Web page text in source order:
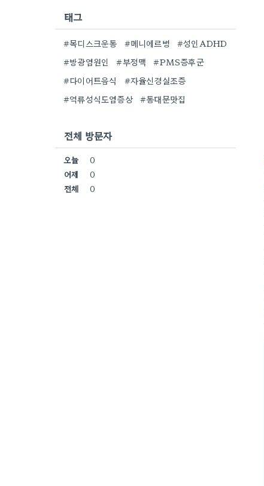
태그
#목디스크운동 #메니에르병
#성인ADHD
#방광염원인
#부정맥
#PMS증후군
#다이어트음식
#자율신경실조증
#역류성식도염증상
#동대문맛집
전체 방문자
오늘
0
어제
0
전체
0